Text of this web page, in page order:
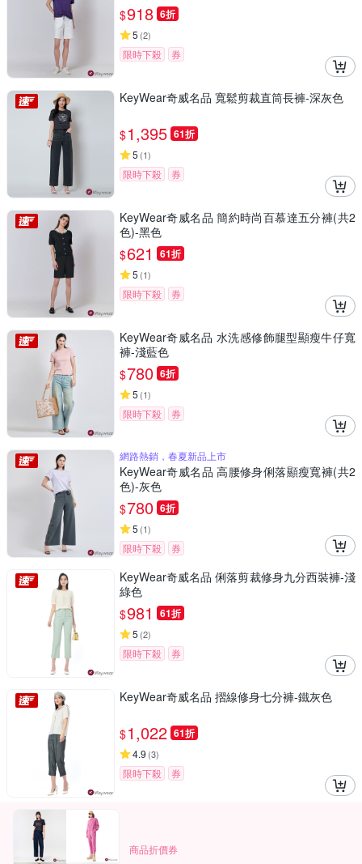
$918 6折
5 (2)
限時下殺 券
KeyWear奇威名品 寬鬆剪裁直筒長褲-深灰色
$1,395 61折
5 (1)
限時下殺 券
KeyWear奇威名品 簡約時尚百慕達五分褲(共2
色)-黑色
$621 61折
5 (1)
限時下殺 券
KeyWear奇威名品 水洗感修飾腿型顯瘦牛仔寬
褲-淺藍色
$780 6折
5 (1)
限時下殺 券
網路熱銷，春夏新品上市
KeyWear奇威名品 高腰修身俐落顯瘦寬褲(共2
色)-灰色
$780 6折
5 (1)
限時下殺 券
KeyWear奇威名品 俐落剪裁修身九分西裝褲-淺
綠色
$981 61折
5 (2)
限時下殺 券
KeyWear奇威名品 摺線修身七分褲-鐵灰色
$1,022 61折
4.9 (3)
限時下殺 券
商品折價券